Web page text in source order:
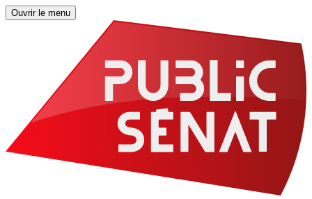
Ouvrir le menu